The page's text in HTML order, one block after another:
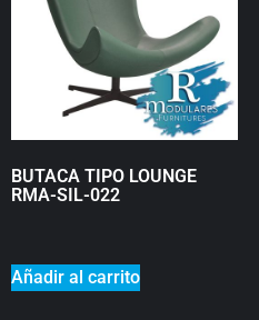
BUTACA TIPO LOUNGE
RMA-SIL-022
Añadir al carrito